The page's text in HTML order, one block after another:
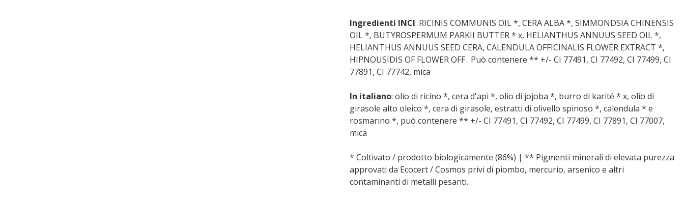
Ingredienti INCI: RICINIS COMMUNIS OIL *, CERA ALBA *, SIMMONDSIA CHINENSIS
OIL *, BUTYROSPERMUM PARKII BUTTER * x, HELIANTHUS ANNUUS SEED OIL *,
HELIANTHUS ANNUUS SEED CERA, CALENDULA OFFICINALIS FLOWER EXTRACT *,
HIPNOUSIDIS OF FLOWER OFF . Può contenere ** +/- CI 77491, CI 77492, CI 77499, CI
77891, CI 77742, mica
In italiano: olio di ricino *, cera d'api *, olio di jojoba *, burro di karité * x, olio di
girasole alto oleico *, cera di girasole, estratti di olivello spinoso *, calendula * e
rosmarino *, può contenere ** +/- CI 77491, CI 77492, CI 77499, CI 77891, CI 77007,
mica
* Coltivato / prodotto biologicamente (86%) | ** Pigmenti minerali di elevata purezza
approvati da Ecocert / Cosmos privi di piombo, mercurio, arsenico e altri
contaminanti di metalli pesanti.